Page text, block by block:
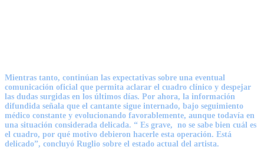
Mientras tanto, continúan las expectativas sobre una eventual
comunicación oficial que permita aclarar el cuadro clínico y despejar
las dudas surgidas en los últimos días. Por ahora, la información
difundida señala que el cantante sigue internado, bajo seguimiento
médico constante y evolucionando favorablemente, aunque todavía en
una situación considerada delicada. “ Es grave, no se sabe bien cuál es
el cuadro, por qué motivo debieron hacerle esta operación. Está
delicado”, concluyó Ruglio sobre el estado actual del artista.